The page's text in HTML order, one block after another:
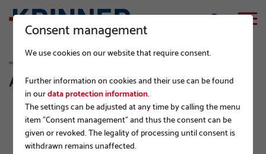
Accessoires
Consent management
We use cookies on our website that require consent.
Further information on cookies and their use can be found
in ourdata protection information.
The settings can be adjusted at any time by calling the menu
item "Consent management" and thus the consent can be
given or revoked. The legality of processing until consent is
withdrawn remains unaffected.